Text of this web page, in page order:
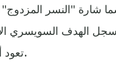
"النسر المزدوج"
الهدف السويسري
تعود أصوله أيضا الى كوسوفو.